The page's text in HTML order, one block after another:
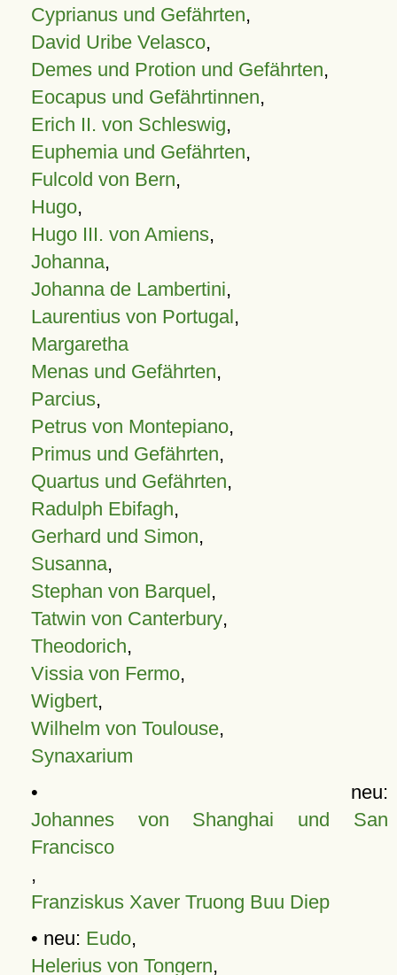
Cyprianus und Gefährten,
David Uribe Velasco,
Demes und Protion und Gefährten,
Eocapus und Gefährtinnen,
Erich II. von Schleswig,
Euphemia und Gefährten,
Fulcold von Bern,
Hugo,
Hugo III. von Amiens,
Johanna,
Johanna de Lambertini,
Laurentius von Portugal,
Margaretha
Menas und Gefährten,
Parcius,
Petrus von Montepiano,
Primus und Gefährten,
Quartus und Gefährten,
Radulph Ebifagh,
Gerhard und Simon,
Susanna,
Stephan von Barquel,
Tatwin von Canterbury,
Theodorich,
Vissia von Fermo,
Wigbert,
Wilhelm von Toulouse,
Synaxarium
• neu:
Johannes von Shanghai und San
Francisco
,
Franziskus Xaver Truong Buu Diep
• neu: Eudo,
Helerius von Tongern,